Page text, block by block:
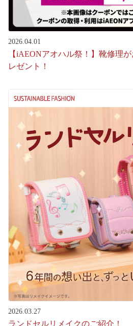
2026.04.01
【iAEONアオハル祭！】靴修理
レゼント！
2026.03.27
ランドセルリメイクのご紹介！